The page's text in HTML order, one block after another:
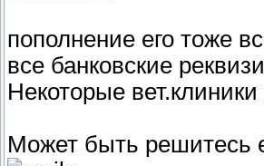
пополнение его тоже
все банковские
Некоторые
Может быть решитесь